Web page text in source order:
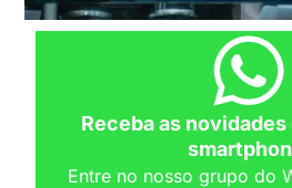
Receba as
Entre no nosso grupo do